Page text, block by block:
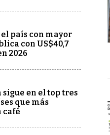
el país con mayor
con US$40,7
2026
sigue en el top tres
que más
café